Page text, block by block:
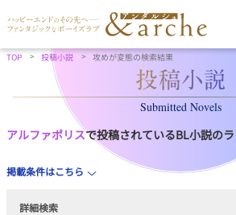
TOP 投稿小説 攻めが変態の検索結果
Submitted Novels
アルファポリスで投稿されているBL小説のラ
掲載条件はこちら
詳細検索